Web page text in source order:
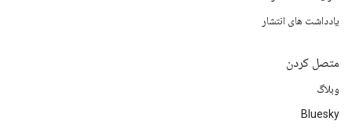
یادداشت های انتشار
متصل کردن
وبلاگ
Bluesky